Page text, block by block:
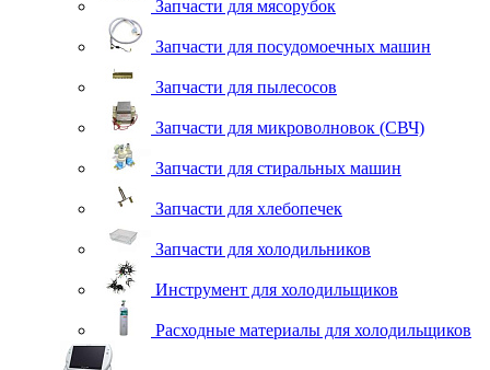
Запчасти для мясорубок
Запчасти для посудомоечных машин
Запчасти для пылесосов
Запчасти для микроволновок (СВЧ)
Запчасти для стиральных машин
Запчасти для хлебопечек
Запчасти для холодильников
Инструмент для холодильщиков
Расходные материалы для холодильщиков